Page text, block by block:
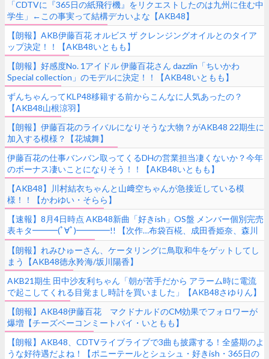
「CDTVに『365日の紙飛行機』をリクエストしたのは九州に住む中
学生」←この事実って結構デカいよな【AKB48】
【朗報】AKB伊藤百花 オルビス ザ クレンジングオイルとのタイア
ップ決定！！【AKB48いともも】
【朗報】好感度No. 1アイドル 伊藤百花さん dazzlin「ちいかわ
Special collection」のモデルに決定！！【AKB48いともも】
ずんちゃんってKLP48移籍する前からこんなに人気あったの？
【AKB48山根涼羽】
【朗報】伊藤百花のライバルになりそうな大物？がAKB48 22期生に
加入する模様？【花城舞】
伊藤百花の仕事バンバン取ってくるDHの営業担当凄くないか？今年
のボーナス凄いことになりそう！！【AKB48いともも】
【AKB48】川村結衣ちゃんと山﨑空ちゃんが急接近している模
様！！【かわゆい・そらら】
【速報】8月4日時点 AKB48新曲「好きish」OS盤 メンバー個別完売
表キタ━━━(ﾟ∀ﾟ)━━━━!! 【次作…布袋百椛、成田香姫奈、森川
優が初選抜か？】
【朗報】れみひゅーさん、ケータリングに鳥取和牛をゲットしてし
まう【AKB48徳永羚海/坂川陽香】
AKB21期生 田中沙友利ちゃん「朝が苦手だから アラーム時に電流
で起こしてくれる目覚まし時計を買いました」【AKB48さゆりん】
【朗報】AKB48伊藤百花 マクドナルドのCM効果でフォロワーが
爆増【チーズベーコンミートパイ・いともも】
【朗報】AKB48、CDTVライブライブで3曲も披露する！全盛期のよ
うな好待遇だよね！【ポニーテールとシュシュ・好きish・365日の